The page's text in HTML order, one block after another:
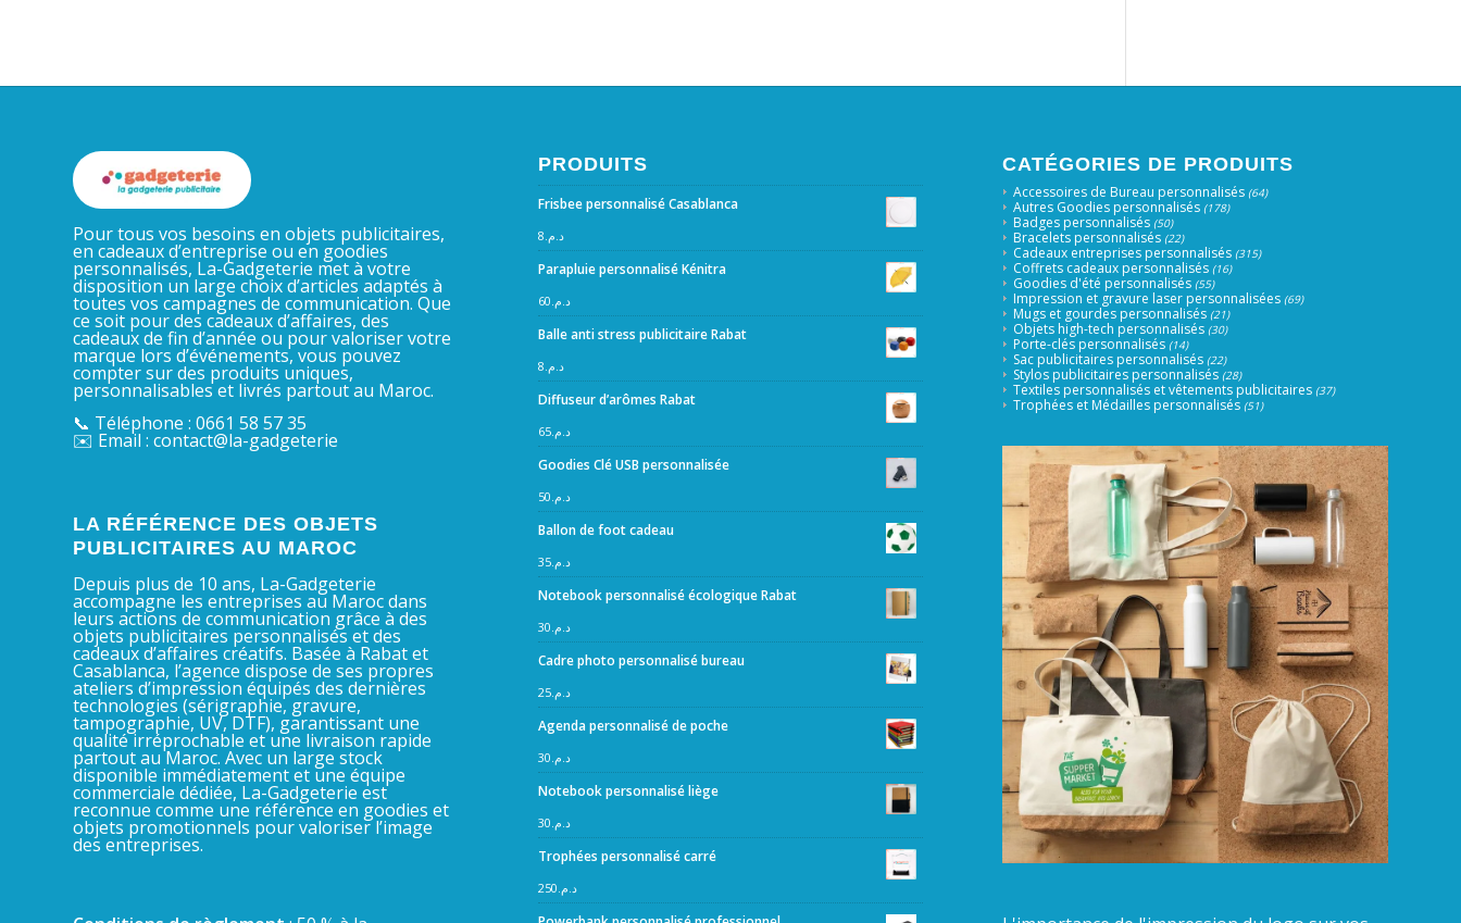
Pour tous vos besoins en objets publicitaires,
en cadeaux d’entreprise ou en goodies
personnalisés, La-Gadgeterie met à votre
disposition un large choix d’articles adaptés à
toutes vos campagnes de communication. Que
ce soit pour des cadeaux d’affaires, des
cadeaux de fin d’année ou pour valoriser votre
marque lors d’événements, vous pouvez
compter sur des produits uniques,
personnalisables et livrés partout au Maroc.
📞 Téléphone : 0661 58 57 35
✉️ Email : contact@la-gadgeterie
LA RÉFÉRENCE DES OBJETS
PUBLICITAIRES AU MAROC
Depuis plus de 10 ans, La-Gadgeterie
accompagne les entreprises au Maroc dans
leurs actions de communication grâce à des
objets publicitaires personnalisés et des
cadeaux d’affaires créatifs. Basée à Rabat et
Casablanca, l’agence dispose de ses propres
ateliers d’impression équipés des dernières
technologies (sérigraphie, gravure,
tampographie, UV, DTF), garantissant une
qualité irréprochable et une livraison rapide
partout au Maroc. Avec un large stock
disponible immédiatement et une équipe
commerciale dédiée, La-Gadgeterie est
reconnue comme une référence en goodies et
objets promotionnels pour valoriser l’image
des entreprises.
PRODUITS
Frisbee personnalisé Casablanca
د.م. 8
Parapluie personnalisé Kénitra
د.م. 60
Balle anti stress publicitaire Rabat
د.م. 8
Diffuseur d’arômes Rabat
د.م.65
Goodies Clé USB personnalisée
د.م. 50
Ballon de foot cadeau
د.م.35
Notebook personnalisé écologique Rabat
د.م. 30
Cadre photo personnalisé bureau
د.م.25
Agenda personnalisé de poche
د.م. 30
Notebook personnalisé liège
د.م. 30
Trophées personnalisé carré
د.م. 250
CATÉGORIES DE PRODUITS
Accessoires de Bureau personnalisés (64)
Autres Goodies personnalisés (178)
Badges personnalisés (50)
Bracelets personnalisés (22)
Cadeaux entreprises personnalisés (315)
Coffrets cadeaux personnalisés (16)
Goodies d'été personnalisés (55)
Impression et gravure laser personnalisées (69)
Mugs et gourdes personnalisés (21)
Objets high-tech personnalisés (30)
Porte-clés personnalisés (14)
Sac publicitaires personnalisés (22)
Stylos publicitaires personnalisés (28)
Textiles personnalisés et vêtements publicitaires (37)
Trophées et Médailles personnalisés (51)